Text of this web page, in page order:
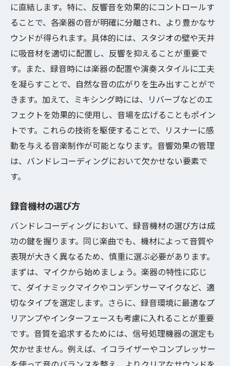
に直結します。特に、反響音を効果的にコントロールす
ることで、各楽器の音が明確に分離され、より豊かなサ
ウンドが得られます。具体的には、スタジオの壁や天井
に吸音材を適切に配置し、反響を抑えることが重要で
す。また、録音時には楽器の配置や演奏スタイルに工夫
を凝らすことで、自然な音の広がりを生み出すことがで
きます。加えて、ミキシング時には、リバーブなどのエ
フェクトを効果的に使用し、音場を広げることもポイン
トです。これらの技術を駆使することで、リスナーに感
動を与える音楽制作が可能となります。音響効果の管理
は、バンドレコーディングにおいて欠かせない要素で
す。
録音機材の選び方
バンドレコーディングにおいて、録音機材の選び方は成
功の鍵を握ります。同じ楽曲でも、機材によって音質や
表現が大きく異なるため、慎重に選ぶ必要があります。
まずは、マイクから始めましょう。楽器の特性に応じ
て、ダイナミックマイクやコンデンサーマイクなど、適
切なタイプを選定します。さらに、録音環境に最適なプ
リアンプやインターフェースも考慮に入れることが重要
です。音質を追求するためには、信号処理機器の選定も
欠かせません。例えば、イコライザーやコンプレッサー